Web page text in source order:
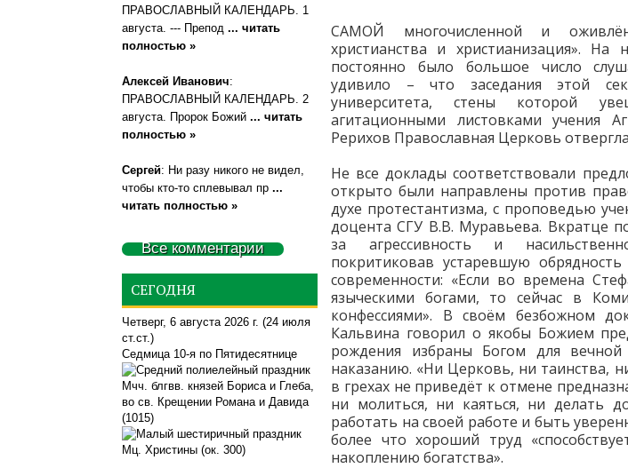
САМОЙ многочисленной и
христианства и христианизация». На
постоянно было большое число
удивило – что заседания этой
университета, стены которой
агитационными листовками учения
Рерихов Православная Церковь
Не все доклады соответствовали
открыто были направлены против
духе протестантизма, с проповедью
доцента СГУ В.В. Муравьева. Вкратце
за агрессивность и
покритиковав устаревшую
современности: «Если во времена
языческими богами, то сейчас в
конфессиями». В своём безбожном
Кальвина говорил о якобы Божием
рождения избраны Богом для
наказанию. «Ни Церковь, ни таинства,
в грехах не приведёт к отмене
ни молиться, ни каяться, ни делать
работать на своей работе и быть
более что хороший труд
накоплению богатства».
ПРАВОСЛАВНЫЙ КАЛЕНДАРЬ. 1
августа. --- Препод ... читать
полностью »
Алексей Иванович:
ПРАВОСЛАВНЫЙ КАЛЕНДАРЬ. 2
августа. Пророк Божий ... читать
полностью »
Сергей: Ни разу никого не видел,
чтобы кто-то сплевывал пр ...
читать полностью »
Все комментарии
СЕГОДНЯ
Четверг, 6 августа 2026 г. (24 июля
ст.ст.)
Седмица 10-я по Пятидесятнице
Мчч. блгвв. князей Бориса и Глеба,
во св. Крещении Романа и Давида
(1015)
Мц. Христины (ок. 300)